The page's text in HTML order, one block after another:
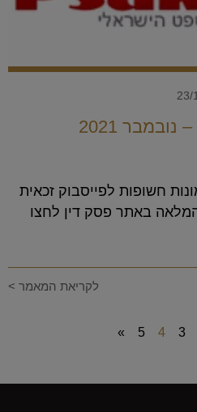
2021
חשופות לפייסבוק זכאית
באתר פסק דין לחצו
לקריאת המאמר >
3
4
5
»